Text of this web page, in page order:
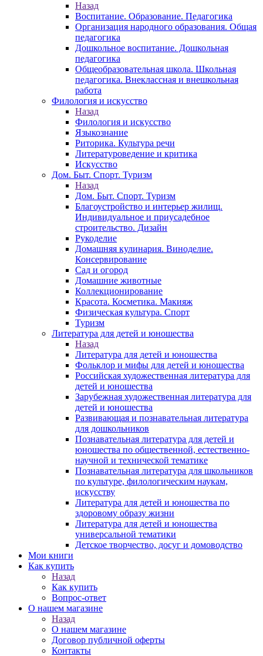
Назад
Воспитание. Образование. Педагогика
Организация народного образования. Общая
педагогика
Дошкольное воспитание. Дошкольная
педагогика
Общеобразовательная школа. Школьная
педагогика. Внеклассная и внешкольная
работа
Филология и искусство
Назад
Филология и искусство
Языкознание
Риторика. Культура речи
Литературоведение и критика
Искусство
Дом. Быт. Спорт. Туризм
Назад
Дом. Быт. Спорт. Туризм
Благоустройство и интерьер жилищ.
Индивидуальное и приусадебное
строительство. Дизайн
Рукоделие
Домашняя кулинария. Виноделие.
Консервирование
Сад и огород
Домашние животные
Коллекционирование
Красота. Косметика. Макияж
Физическая культура. Спорт
Туризм
Литература для детей и юношества
Назад
Литература для детей и юношества
Фольклор и мифы для детей и юношества
Российская художественная литература для
детей и юношества
Зарубежная художественная литература для
детей и юношества
Развивающая и познавательная литература
для дошкольников
Познавательная литература для детей и
юношества по общественной, естественно-
научной и технической тематике
Познавательная литература для школьников
по культуре, филологическим наукам,
искусству
Литература для детей и юношества по
здоровому образу жизни
Литература для детей и юношества
универсальной тематики
Детское творчество, досуг и домоводство
Мои книги
Как купить
Назад
Как купить
Вопрос-ответ
О нашем магазине
Назад
О нашем магазине
Договор публичной оферты
Контакты